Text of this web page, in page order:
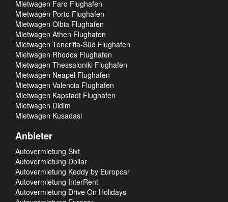
Mietwagen Faro Flughafen
Mietwagen Porto Flughafen
Mietwagen Olbia Flughafen
Mietwagen Athen Flughafen
Mietwagen Teneriffa-Süd Flughafen
Mietwagen Rhodos Flughafen
Mietwagen Thessaloniki Flughafen
Mietwagen Neapel Flughafen
Mietwagen Valencia Flughafen
Mietwagen Kapstadt Flughafen
Mietwagen Didim
Mietwagen Kusadasi
Anbieter
Autovermietung Sixt
Autovermietung Dollar
Autovermietung Keddy by Europcar
Autovermietung InterRent
Autovermietung Drive On Holidays